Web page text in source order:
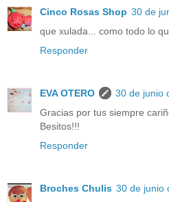
Cinco Rosas Shop 30 de
que xulada... como todo lo
Responder
EVA OTERO
30 de junio
Gracias por tus siempre
Besitos!!!
Responder
Broches Chulis 30 de junio